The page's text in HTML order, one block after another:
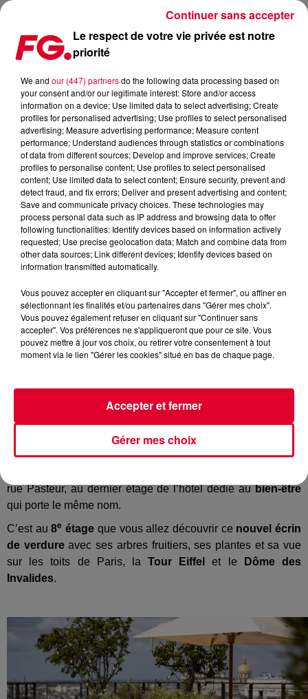
VILLA M, LE NOUVEAU ROOFTOP DU 15E ARRONDISSEMENT
Publié : 20 mai 2022 à 18h13 par Sophie DIAS
Pour bien démarrer votre week-end et profiter du beau
temps dans la capitale, on a trouvé lenouveau rooftopà
rue Pasteur, au dernier étage de l’hôtel dédié aubien-être
qui porte le même nom.
C’est au8e étage que vous allez découvrir ce nouvel écrin
de verdureavec ses arbres fruitiers, ses plantes et sa vue
sur les toits de Paris, laTour Eiffel et le
Dôme des
Invalides.
Le respect de votre vie privée est notre
priorité
We and our (447) partnersdo the following data processing based on
your consent and/or our legitimate interest: Store and/or access
information on a device; Use limited data to select advertising; Create
profiles for personalised advertising; Use profiles to select personalised
advertising; Measure advertising performance; Measure content
performance; Understand audiences through statistics or combinations
of data from different sources; Develop and improve services; Create
profiles to personalise content; Use profiles to select personalised
content; Use limited data to select content; Ensure security, prevent and
detect fraud, and fix errors; Deliver and present advertising and content;
Save and communicate privacy choices. These technologies may
process personal data such as IP address and browsing data to offer
following functionalities: Identify devices based on information actively
requested; Use precise geolocation data; Match and combine data from
other data sources; Link different devices; Identify devices based on
information transmitted automatically.
Vous pouvez accepter en cliquant sur "Accepter et fermer", ou affiner en
sélectionnant les finalités et/ou partenaires dans "Gérer mes choix".
Vous pouvez également refuser en cliquant sur "Continuer sans
accepter". Vos préférences ne s'appliqueront que pour ce site. Vous
pouvez mettre à jour vos choix, ou retirer votre consentement à tout
moment via le lien "Gérer les cookies" situé en bas de chaque page.
Gérer mes choix
Accepter et fermer
Continuer sans accepter